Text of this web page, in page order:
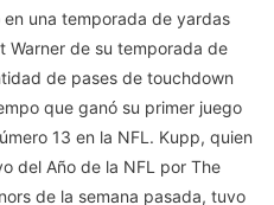
una temporada de yardas
Warner de su temporada de
de pases de touchdown
que ganó su primer juego
13 en la NFL. Kupp, quien
del Año de la NFL por The
de la semana pasada, tuvo